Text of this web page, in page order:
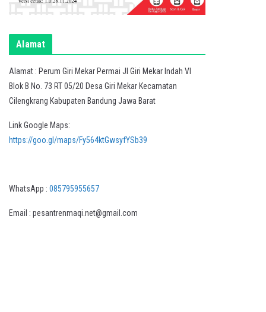
Alamat
Alamat : Perum Giri Mekar Permai Jl Giri Mekar Indah VI
Blok B No. 73 RT 05/20 Desa Giri Mekar Kecamatan
Cilengkrang Kabupaten Bandung Jawa Barat
Link Google Maps:
https://goo.gl/maps/Fy564ktGwsyfYSb39
WhatsApp :085795955657
Email : pesantrenmaqi.net@gmail.com